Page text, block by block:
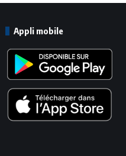
Appli mobile